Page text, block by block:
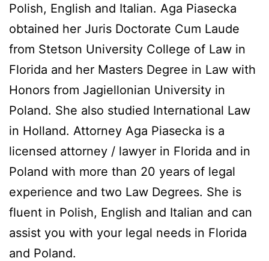
Polish, English and Italian. Aga Piasecka
obtained her Juris Doctorate Cum Laude
from Stetson University College of Law in
Florida and her Masters Degree in Law with
Honors from Jagiellonian University in
Poland. She also studied International Law
in Holland. Attorney Aga Piasecka is a
licensed attorney / lawyer in Florida and in
Poland with more than 20 years of legal
experience and two Law Degrees. She is
fluent in Polish, English and Italian and can
assist you with your legal needs in Florida
and Poland.